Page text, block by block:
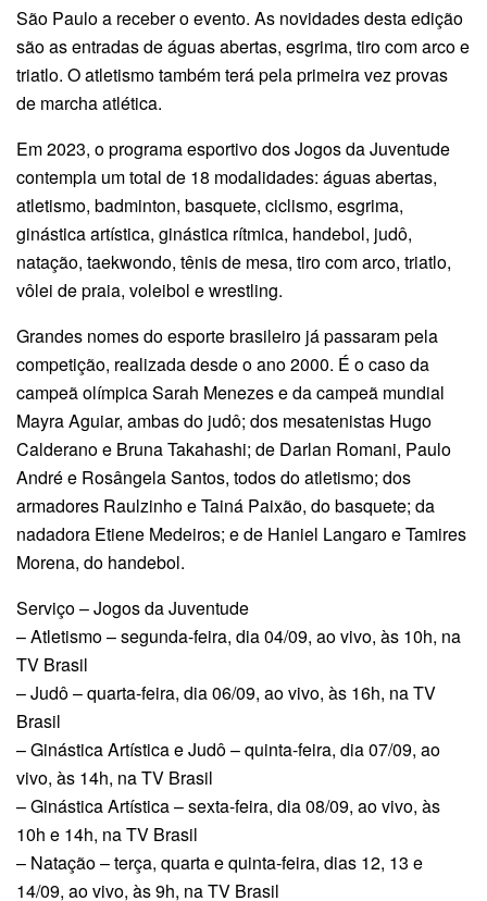
São Paulo a receber o evento. As novidades desta edição
são as entradas de águas abertas, esgrima, tiro com arco e
triatlo. O atletismo também terá pela primeira vez provas
de marcha atlética.
Em 2023, o programa esportivo dos Jogos da Juventude
contempla um total de 18 modalidades: águas abertas,
atletismo, badminton, basquete, ciclismo, esgrima,
ginástica artística, ginástica rítmica, handebol, judô,
natação, taekwondo, tênis de mesa, tiro com arco, triatlo,
vôlei de praia, voleibol e wrestling.
Grandes nomes do esporte brasileiro já passaram pela
competição, realizada desde o ano 2000. É o caso da
campeã olímpica Sarah Menezes e da campeã mundial
Mayra Aguiar, ambas do judô; dos mesatenistas Hugo
Calderano e Bruna Takahashi; de Darlan Romani, Paulo
André e Rosângela Santos, todos do atletismo; dos
armadores Raulzinho e Tainá Paixão, do basquete; da
nadadora Etiene Medeiros; e de Haniel Langaro e Tamires
Morena, do handebol.
Serviço – Jogos da Juventude
– Atletismo – segunda-feira, dia 04/09, ao vivo, às 10h, na
TV Brasil
– Judô – quarta-feira, dia 06/09, ao vivo, às 16h, na TV
Brasil
– Ginástica Artística e Judô – quinta-feira, dia 07/09, ao
vivo, às 14h, na TV Brasil
– Ginástica Artística – sexta-feira, dia 08/09, ao vivo, às
10h e 14h, na TV Brasil
– Natação – terça, quarta e quinta-feira, dias 12, 13 e
14/09, ao vivo, às 9h, na TV Brasil